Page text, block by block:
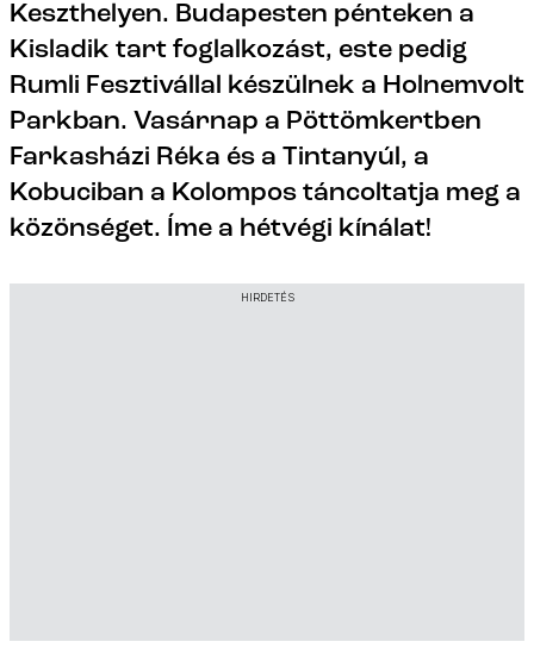
Keszthelyen. Budapesten pénteken a
Kisladik tart foglalkozást, este pedig
Rumli Fesztivállal készülnek a Holnemvolt
Parkban. Vasárnap a Pöttömkertben
Farkasházi Réka és a Tintanyúl, a
Kobuciban a Kolompos táncoltatja meg a
közönséget. Íme a hétvégi kínálat!
HIRDETÉS